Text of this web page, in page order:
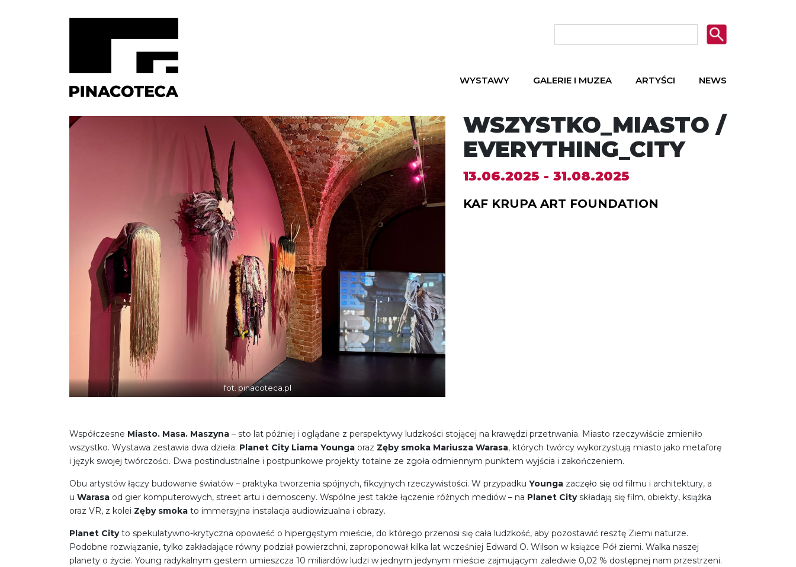
WYSTAWY GALERIE I MUZEA ARTYŚCI NEWS
fot. pinacoteca.pl
WSZYSTKO_MIASTO /
EVERYTHING_CITY
13.06.2025 - 31.08.2025
KAF KRUPA ART FOUNDATION
Współczesne Miasto. Masa. Maszyna – sto lat później i oglądane z perspektywy ludzkości stojącej na krawędzi przetrwania. Miasto rzeczywiście zmieniło
wszystko. Wystawa zestawia dwa dzieła: Planet City Liama Younga oraz Zęby smoka Mariusza Warasa, których twórcy wykorzystują miasto jako metaforę
i język swojej twórczości. Dwa postindustrialne i postpunkowe projekty totalne ze zgoła odmiennym punktem wyjścia i zakończeniem.
Obu artystów łączy budowanie światów – praktyka tworzenia spójnych, fikcyjnych rzeczywistości. W przypadku Younga zaczęło się od filmu i architektury, a
u Warasa od gier komputerowych, street artu i demosceny. Wspólne jest także łączenie różnych mediów – na Planet Cityskładają się film, obiekty, książka
oraz VR, z kolei Zęby smoka to immersyjna instalacja audiowizualna i obrazy.
Planet Cityto spekulatywno-krytyczna opowieść o hipergęstym mieście, do którego przenosi się cała ludzkość, aby pozostawić resztę Ziemi naturze.
Podobne rozwiązanie, tylko zakładające równy podział powierzchni, zaproponował kilka lat wcześniej Edward O. Wilson w książce Pół ziemi. Walka naszej
planety o życie. Young radykalnym gestem umieszcza 10 miliardów ludzi w jednym jedynym mieście zajmującym zaledwie 0,02 % dostępnej nam przestrzeni.